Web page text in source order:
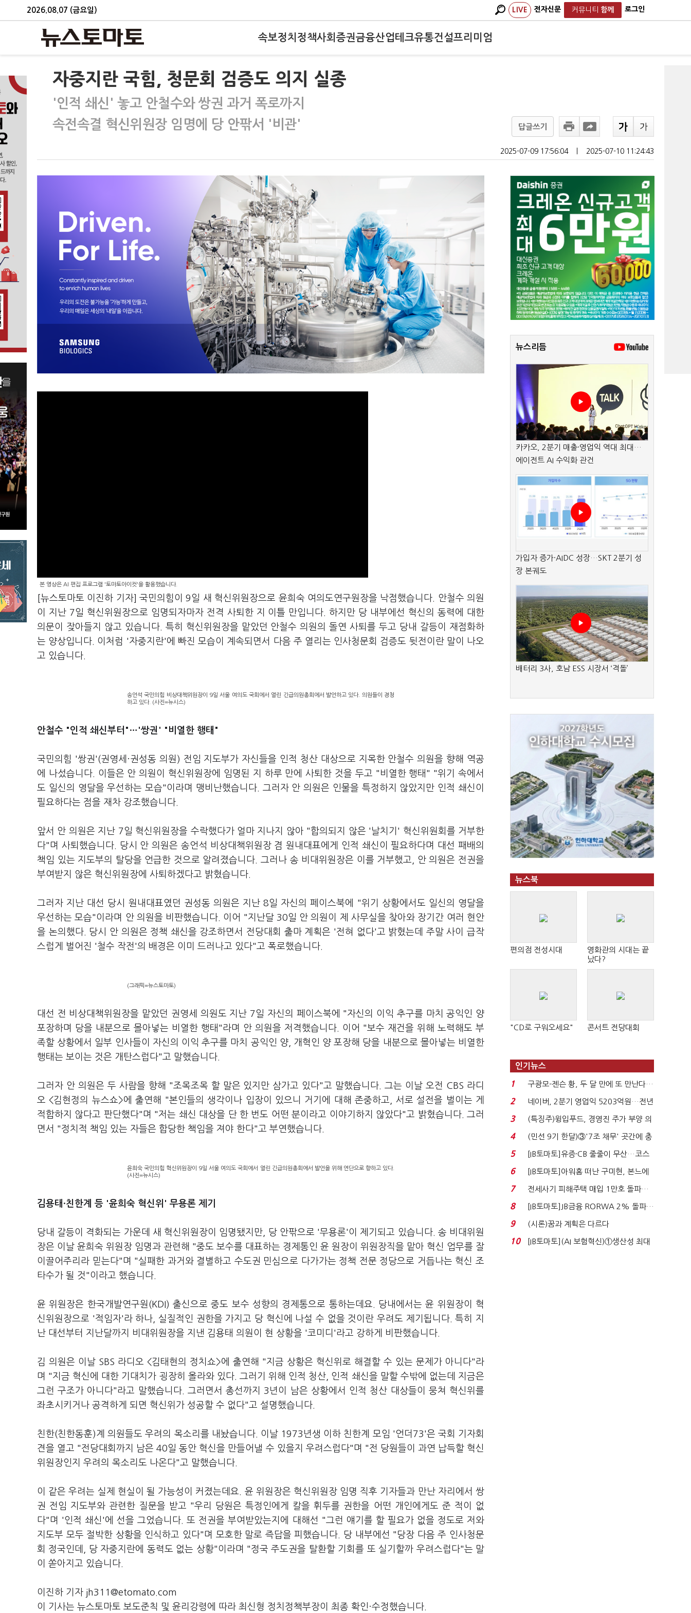
2026.08.07 (금요일) LIVE 전자신문 커뮤니티 함께 로그인
속보정치 정책사회 증권금융산업테크유통건설프리미엄
자중지란 국힘, 청문회 검증도 의지 실종
'인적 쇄신' 놓고 안철수와 쌍권 과거 폭로까지
속전속결 혁신위원장 임명에 당 안팎서 '비관'
답글쓰기
2025-07-09 17:56:04 2025-07-10 11:24:43
본 영상은 AI 편집 프로그램 '토마토아이컷'을 활용했습니다.
[뉴스토마토 이진하 기자] 국민의힘이 9일 새 혁신위원장으로 윤희숙 여의도연구원장을 낙점했습니다. 안철수 의원
이 지난 7일 혁신위원장으로 임명되자마자 전격 사퇴한 지 이틀 만입니다. 하지만 당 내부에선 혁신의 동력에 대한
의문이 잦아들지 않고 있습니다. 특히 혁신위원장을 맡았던 안철수 의원의 돌연 사퇴를 두고 당내 갈등이 재점화하
는 양상입니다. 이처럼 '자중지란'에 빠진 모습이 계속되면서 다음 주 열리는 인사청문회 검증도 뒷전이란 말이 나오
고 있습니다.
송언석 국민의힘 비상대책위원장이 9일 서울 여의도 국회에서 열린 긴급의원총회에서 발언하고 있다. 의원들이 경청
하고 있다. (사진=뉴시스)
안철수 "인적 쇄신부터"…'쌍권' "비열한 행태"
국민의힘 '쌍권'(권영세·권성동 의원) 전임 지도부가 자신들을 인적 청산 대상으로 지목한 안철수 의원을 향해 역공
에 나섰습니다. 이들은 안 의원이 혁신위원장에 임명된 지 하루 만에 사퇴한 것을 두고 "비열한 행태" "위기 속에서
도 일신의 영달을 우선하는 모습"이라며 맹비난했습니다. 그러자 안 의원은 인물을 특정하지 않았지만 인적 쇄신이
필요하다는 점을 재차 강조했습니다.
앞서 안 의원은 지난 7일 혁신위원장을 수락했다가 얼마 지나지 않아 "합의되지 않은 '날치기' 혁신위원회를 거부한
다"며 사퇴했습니다. 당시 안 의원은 송언석 비상대책위원장 겸 원내대표에게 인적 쇄신이 필요하다며 대선 패배의
책임 있는 지도부의 탈당을 언급한 것으로 알려졌습니다. 그러나 송 비대위원장은 이를 거부했고, 안 의원은 전권을
부여받지 않은 혁신위원장에 사퇴하겠다고 밝혔습니다.
그러자 지난 대선 당시 원내대표였던 권성동 의원은 지난 8일 자신의 페이스북에 "위기 상황에서도 일신의 영달을
우선하는 모습"이라며 안 의원을 비판했습니다. 이어 "지난달 30일 안 의원이 제 사무실을 찾아와 장기간 여러 현안
을 논의했다. 당시 안 의원은 정책 쇄신을 강조하면서 전당대회 출마 계획은 '전혀 없다'고 밝혔는데 주말 사이 급작
스럽게 벌어진 '철수 작전'의 배경은 이미 드러나고 있다"고 폭로했습니다.
(그래픽=뉴스토마토)
대선 전 비상대책위원장을 맡았던 권영세 의원도 지난 7일 자신의 페이스북에 "자신의 이익 추구를 마치 공익인 양
포장하며 당을 내분으로 몰아넣는 비열한 행태"라며 안 의원을 저격했습니다. 이어 "보수 재건을 위해 노력해도 부
족할 상황에서 일부 인사들이 자신의 이익 추구를 마치 공익인 양, 개혁인 양 포장해 당을 내분으로 몰아넣는 비열한
행태는 보이는 것은 개탄스럽다"고 말했습니다.
그러자 안 의원은 두 사람을 향해 "조목조목 할 말은 있지만 삼가고 있다"고 말했습니다. 그는 이날 오전 CBS 라디
오 <김현정의 뉴스쇼>에 출연해 "본인들의 생각이나 입장이 있으니 거기에 대해 존중하고, 서로 설전을 벌이는 게
적합하지 않다고 판단했다"며 "저는 쇄신 대상을 단 한 번도 어떤 분이라고 이야기하지 않았다"고 밝혔습니다. 그러
면서 "정치적 책임 있는 자들은 합당한 책임을 져야 한다"고 부연했습니다.
윤희숙 국민의힘 혁신위원장이 9일 서울 여의도 국회에서 열린 긴급의원총회에서 발언을 위해 연단으로 향하고 있다.
(사진=뉴시스)
김용태·친한계 등 '윤희숙 혁신위' 무용론 제기
당내 갈등이 격화되는 가운데 새 혁신위원장이 임명됐지만, 당 안팎으로 '무용론'이 제기되고 있습니다. 송 비대위원
장은 이날 윤희숙 위원장 임명과 관련해 "중도 보수를 대표하는 경제통인 윤 원장이 위원장직을 맡아 혁신 업무를 잘
이끌어주리라 믿는다"며 "실패한 과거와 결별하고 수도권 민심으로 다가가는 정책 전문 정당으로 거듭나는 혁신 조
타수가 될 것"이라고 했습니다.
윤 위원장은 한국개발연구원(KDI) 출신으로 중도 보수 성향의 경제통으로 통하는데요. 당내에서는 윤 위원장이 혁
신위원장으로 '적임자'라 하나, 실질적인 권한을 가지고 당 혁신에 나설 수 없을 것이란 우려도 제기됩니다. 특히 지
난 대선부터 지난달까지 비대위원장을 지낸 김용태 의원이 현 상황을 '코미디'라고 강하게 비판했습니다.
김 의원은 이날 SBS 라디오 <김태현의 정치쇼>에 출연해 "지금 상황은 혁신위로 해결할 수 있는 문제가 아니다"라
며 "지금 혁신에 대한 기대치가 굉장히 올라와 있다. 그러기 위해 인적 청산, 인적 쇄신을 말할 수밖에 없는데 지금은
그런 구조가 아니다"라고 말했습니다. 그러면서 총선까지 3년이 남은 상황에서 인적 청산 대상들이 뭉쳐 혁신위를
좌초시키거나 공격하게 되면 혁신위가 성공할 수 없다"고 설명했습니다.
친한(친한동훈)계 의원들도 우려의 목소리를 내놨습니다. 이날 1973년생 이하 친한계 모임 '언더73'은 국회 기자회
견을 열고 "전당대회까지 남은 40일 동안 혁신을 만들어낼 수 있을지 우려스럽다"며 "전 당원들이 과연 납득할 혁신
위원장인지 우려의 목소리도 나온다"고 말했습니다.
이 같은 우려는 실제 현실이 될 가능성이 커졌는데요. 윤 위원장은 혁신위원장 임명 직후 기자들과 만난 자리에서 쌍
권 전임 지도부와 관련한 질문을 받고 "우리 당원은 특정인에게 칼을 휘두를 권한을 어떤 개인에게도 준 적이 없
다"며 '인적 쇄신'에 선을 그었습니다. 또 전권을 부여받았는지에 대해선 "그런 얘기를 할 필요가 없을 정도로 저와
지도부 모두 절박한 상황을 인식하고 있다"며 모호한 말로 즉답을 피했습니다. 당 내부에선 "당장 다음 주 인사청문
회 정국인데, 당 자중지란에 동력도 없는 상황"이라며 "정국 주도권을 탈환할 기회를 또 실기할까 우려스럽다"는 말
이 쏟아지고 있습니다.
이진하 기자 jh311@etomato.com
이 기사는 뉴스토마토 보도준칙 및 윤리강령에 따라 최신형 정치정책부장이 최종 확인·수정했습니다.
뉴스리듬
카카오, 2분기 매출·영업익 역대 최대…
에이전트 AI 수익화 관건
가입자 증가·AIDC 성장…SKT 2분기 성
장 본궤도
배터리 3사, 호남 ESS 시장서 ‘격돌’
뉴스북
편의점 전성시대
영화관의 시대는 끝
났다?
"CD로 구워오세요" 콘서트 전당대회
인기뉴스
1
구광모-젠슨 황, 두 달 만에 또 만난다…
로봇·AI 등 논...
2
네이버, 2분기 영업익 5203억원…전년
비 0.2% 감소...
3
(특징주)윙입푸드, 경영진 주가 부양 의
지에 상한가...
4
(민선 9기 한달)③'7조 채무' 곳간에 충
격…추미애, 20년...
5
[IB토마토]유증·CB 줄줄이 무산…코스
닥 벌점 급증에 ...
6
[IB토마토]아워홈 떠난 구미현, 본느에
340억 베팅…가...
7
전세사기 피해주택 매입 1만호 돌파…
누적 피해자 4만2...
8
[IB토마토]JB금융 RORWA 2% 돌파…
실적 견인은 은행 ...
9 (시론)꿈과 계획은 다르다
10
[IB토마토](AI 보험혁신)①생산성 최대